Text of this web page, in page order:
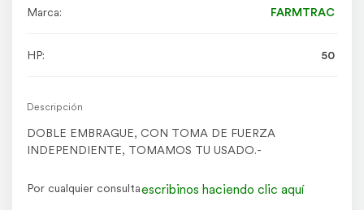
Marca: FARMTRAC
HP: 50
Descripción
DOBLE EMBRAGUE, CON TOMA DE FUERZA
INDEPENDIENTE, TOMAMOS TU USADO.-
Por cualquier consultaescribinos haciendo clic aquí